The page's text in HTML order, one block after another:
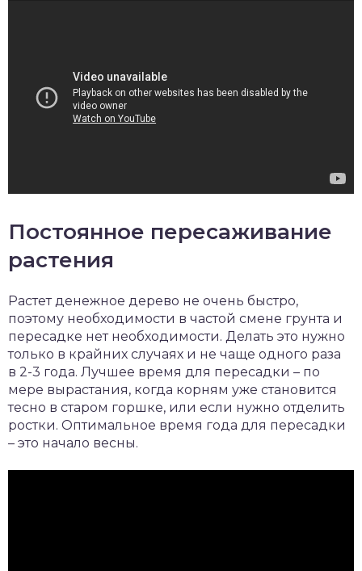
Постоянное пересаживание
растения
Растет денежное дерево не очень быстро,
поэтому необходимости в частой смене грунта и
пересадке нет необходимости. Делать это нужно
только в крайних случаях и не чаще одного раза
в 2-3 года. Лучшее время для пересадки – по
мере вырастания, когда корням уже становится
тесно в старом горшке, или если нужно отделить
ростки. Оптимальное время года для пересадки
– это начало весны.